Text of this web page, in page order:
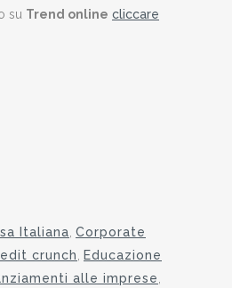
su Trend online cliccare
Italiana, Corporate
crunch, Educazione
alle imprese,